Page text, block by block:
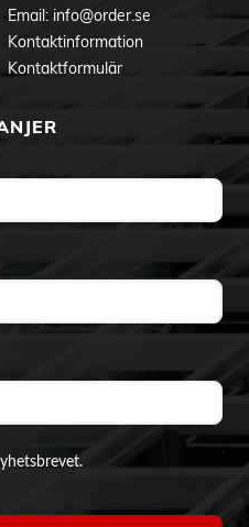
Email: info@order.se
Kontaktinformation
Kontaktformulär